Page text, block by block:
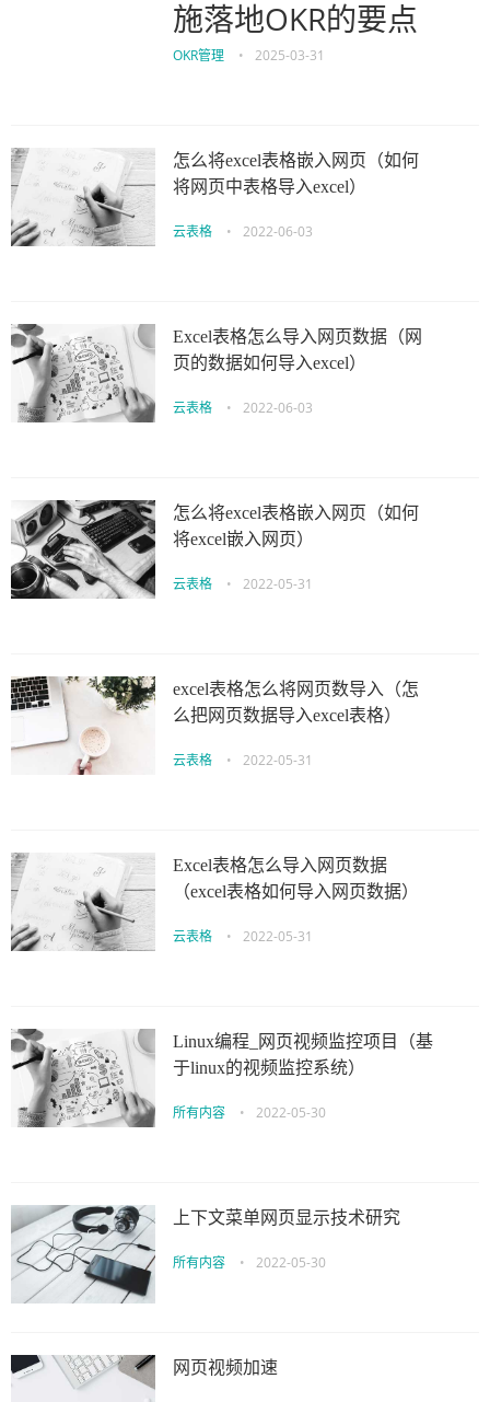
施落地OKR的要点
OKR管理 • 2025-03-31
怎么将excel表格嵌入网页（如何
将网页中表格导入excel）
云表格 • 2022-06-03
Excel表格怎么导入网页数据（网
页的数据如何导入excel）
云表格 • 2022-06-03
怎么将excel表格嵌入网页（如何
将excel嵌入网页）
云表格 • 2022-05-31
excel表格怎么将网页数导入（怎
么把网页数据导入excel表格）
云表格 • 2022-05-31
Excel表格怎么导入网页数据
（excel表格如何导入网页数据）
云表格 • 2022-05-31
Linux编程_网页视频监控项目（基
于linux的视频监控系统）
所有内容 • 2022-05-30
上下文菜单网页显示技术研究
所有内容 • 2022-05-30
网页视频加速